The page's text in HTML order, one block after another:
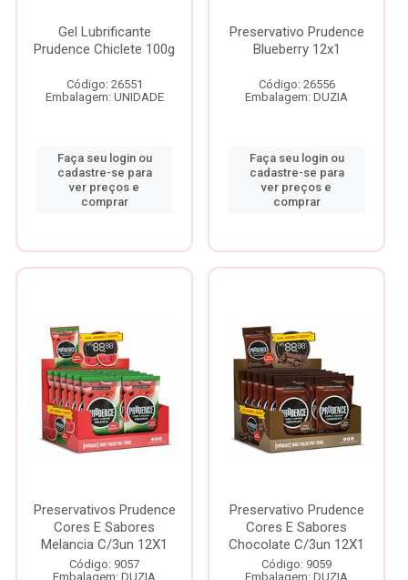
Gel Lubrificante
Prudence Chiclete 100g
Código: 26551
Embalagem: UNIDADE
Faça seu login ou
cadastre-se para
ver preços e
comprar
Preservativo Prudence
Blueberry 12x1
Código: 26556
Embalagem: DUZIA
Faça seu login ou
cadastre-se para
ver preços e
comprar
Preservativos Prudence
Cores E Sabores
Melancia C/3un 12X1
Código: 9057
Embalagem: DUZIA
Preservativo Prudence
Cores E Sabores
Chocolate C/3un 12X1
Código: 9059
Embalagem: DUZIA